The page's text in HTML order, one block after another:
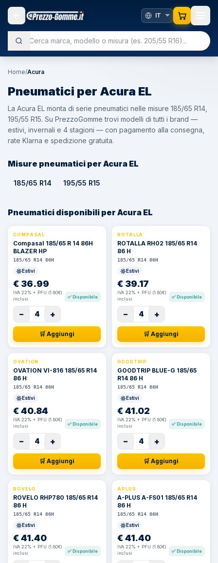
Home/Acura
Pneumatici per Acura EL
La Acura EL monta di serie pneumatici nelle misure 185/65 R14,
195/55 R15. Su PrezzoGomme trovi modelli di tutti i brand —
estivi, invernali e 4 stagioni — con pagamento alla consegna,
rate Klarna e spedizione gratuita.
Misure pneumatici per Acura EL
185/65 R14 195/55 R15
Pneumatici disponibili per Acura EL
COMPASAL
Compasal 185/65 R 14 86H
BLAZER HP
185/65 R14 86H
Estivi
€ 36.99
IVA 22% + PFU (1.80€)
inclusi
✅Disponibile
− 4 +
🛒 Aggiungi
ROTALLA
ROTALLA RH02 185/65 R14
86 H
185/65 R14 86H
Estivi
€ 39.17
IVA 22% + PFU (1.80€)
inclusi
✅Disponibile
− 4 +
🛒 Aggiungi
OVATION
OVATION VI-816 185/65 R14
86 H
185/65 R14 86H
Estivi
€40.84
IVA 22% + PFU (1.80€)
inclusi
✅Disponibile
− 4 +
🛒 Aggiungi
GOODTRIP
GOODTRIP BLUE-G 185/65
R14 86 H
185/65 R14 86H
Estivi
€41.02
IVA 22% + PFU (1.80€)
inclusi
✅Disponibile
− 4 +
🛒 Aggiungi
ROVELO
ROVELO RHP780 185/65 R14
86 H
185/65 R14 86H
Estivi
€41.40
IVA 22% + PFU (1.80€)
inclusi
✅Disponibile
APLUS
A-PLUS A-FS01 185/65 R14
86 H
185/65 R14 86H
Estivi
€41.40
IVA 22% + PFU (1.80€)
inclusi
✅Disponibile